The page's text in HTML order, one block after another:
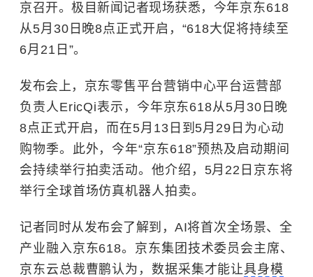
京召开。极目新闻记者现场获悉， 今年京东618
从5月30日晚8点正式开启，“618大促将持续至
6月21日”。
发布会上， 京东零售平台营销中心平台运营部
负责人EricQi表示，今年京东618从5月30日晚
8点正式开启，而在5月13日到5月29日为心动
购物季。此外，今年“京东618”预热及启动期间
会持续举行拍卖活动。他介绍，5月22日京东将
举行全球首场仿真机器人拍卖。
记者同时从发布会了解到，AI将首次全场景、全
产业融入京东618。 京东集团技术委员会主席、
京东云总裁曹鹏认为，数据采集才能让具身模